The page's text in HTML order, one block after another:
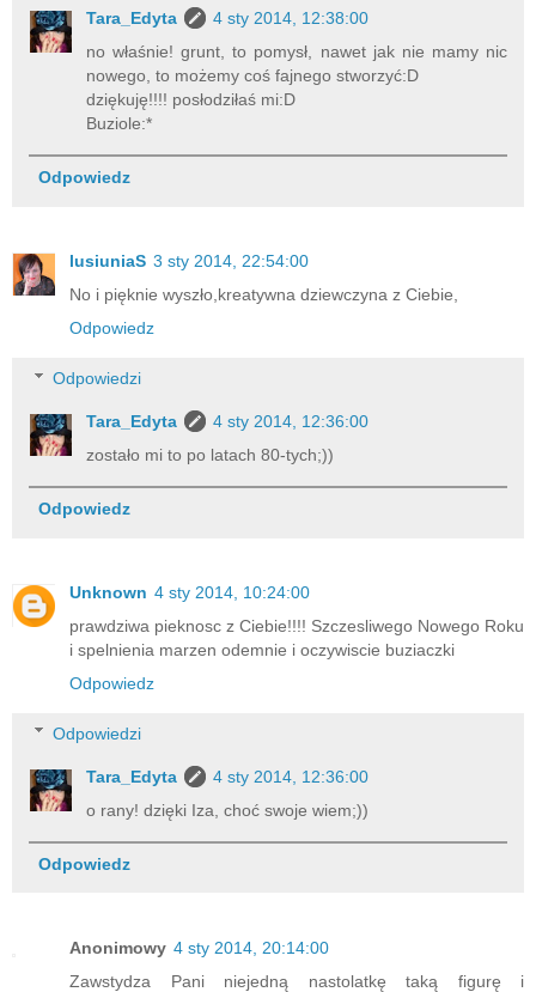
Tara_Edyta
4 sty 2014, 12:38:00
no właśnie! grunt, to pomysł, nawet jak nie mamy nic
nowego, to możemy coś fajnego stworzyć:D
dziękuję!!!! posłodziłaś mi:D
Buziole:*
Odpowiedz
lusiuniaS 3 sty 2014, 22:54:00
No i pięknie wyszło,kreatywna dziewczyna z Ciebie,
Odpowiedz
Odpowiedzi
Tara_Edyta
4 sty 2014, 12:36:00
zostało mi to po latach 80-tych;))
Odpowiedz
Unknown 4 sty 2014, 10:24:00
prawdziwa pieknosc z Ciebie!!!! Szczesliwego Nowego Roku
i spelnienia marzen odemnie i oczywiscie buziaczki
Odpowiedz
Odpowiedzi
Tara_Edyta
4 sty 2014, 12:36:00
o rany! dzięki Iza, choć swoje wiem;))
Odpowiedz
Anonimowy 4 sty 2014, 20:14:00
Zawstydza Pani niejedną nastolatkę taką figurę i